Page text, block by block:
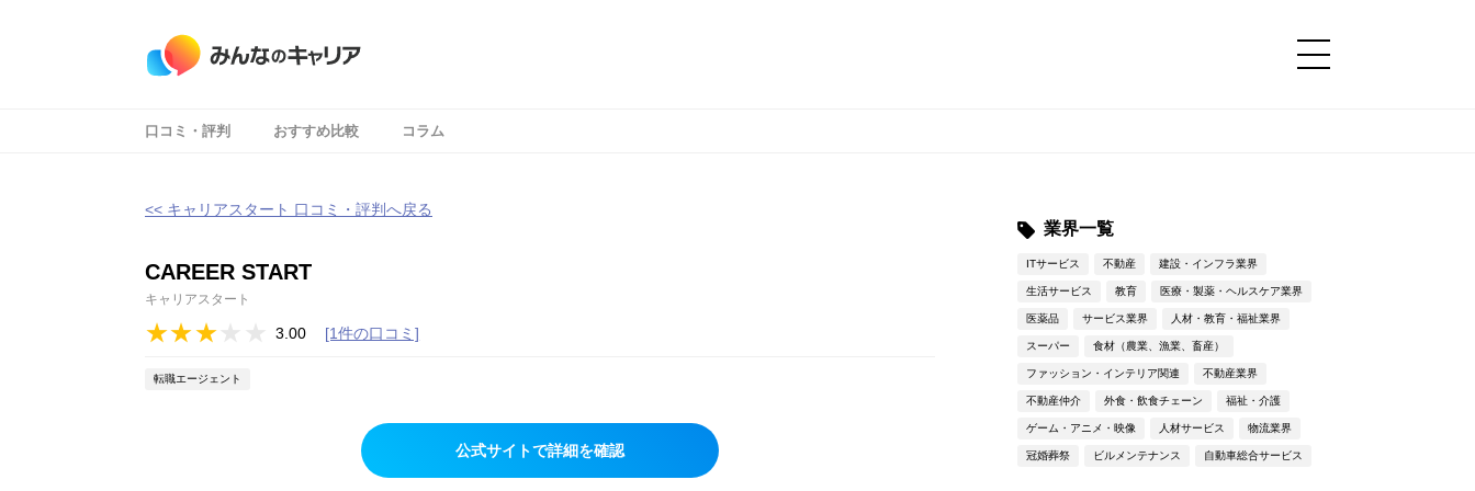
口コミ・評判 おすすめ比較 コラム
<< キャリアスタート 口コミ・評判へ戻る
CAREER START
キャリアスタート
3.00 [1件の口コミ]
転職エージェント
公式サイトで詳細を確認
業界一覧
ITサービス 不動産 建設・インフラ業界
生活サービス 教育 医療・製薬・ヘルスケア業界
医薬品 サービス業界 人材・教育・福祉業界
スーパー 食材（農業、漁業、畜産）
ファッション・インテリア関連 不動産業界
不動産仲介 外食・飲食チェーン 福祉・介護
ゲーム・アニメ・映像 人材サービス 物流業界
冠婚葬祭 ビルメンテナンス 自動車総合サービス